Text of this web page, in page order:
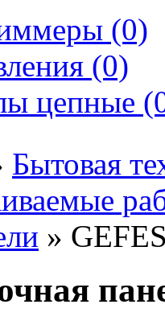
(0)
(0)
цепные
Бытовая
»